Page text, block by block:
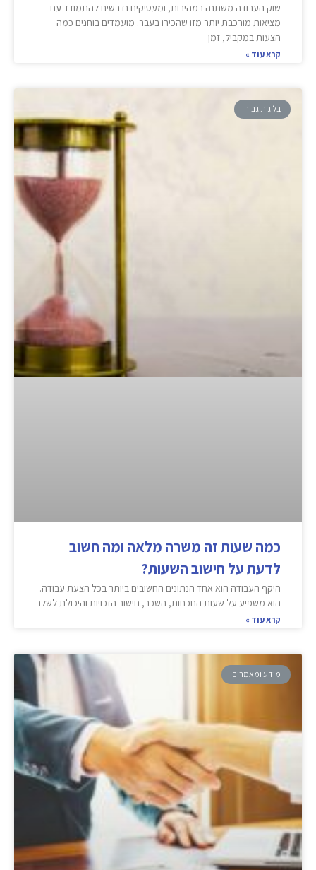
שוק העבודה משתנה במהירות, ומעסיקים נדרשים להתמודד עם
מציאות מורכבת יותר מזו שהכירו בעבר. מועמדים בוחנים כמה
הצעות במקביל, זמן
קרא עוד »
בלוג תיגבור
כמה שעות זה משרה מלאה ומה חשוב
לדעת על חישוב השעות?
היקף העבודה הוא אחד הנתונים החשובים ביותר בכל הצעת עבודה.
הוא משפיע על שעות הנוכחות, השכר, חישוב הזכויות והיכולת לשלב
קרא עוד »
מידע ומאמרים